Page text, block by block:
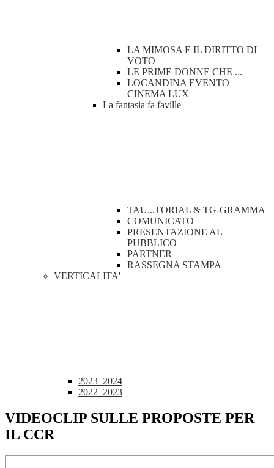
LA MIMOSA E IL DIRITTO DI
VOTO
LE PRIME DONNE CHE ...
LOCANDINA EVENTO
CINEMA LUX
La fantasia fa faville
TAU...TORIAL & TG-GRAMMA
COMUNICATO
PRESENTAZIONE AL
PUBBLICO
PARTNER
RASSEGNA STAMPA
VERTICALITA'
2023_2024
2022_2023
VIDEOCLIP SULLE PROPOSTE PER
IL CCR